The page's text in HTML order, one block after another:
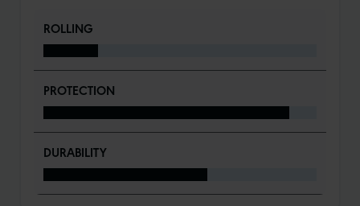
ROLLING
PROTECTION
DURABILITY